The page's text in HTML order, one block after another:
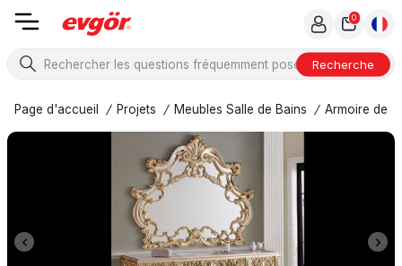
Recherche
0
Page d'accueil / Projets / Meubles Salle de Bains / Armoire de